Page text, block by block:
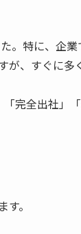
特に、企
が、すぐに
完全出社」
。